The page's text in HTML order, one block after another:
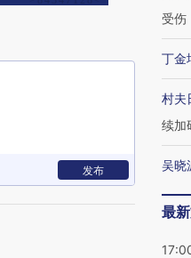
发布
受伤
丁金
村夫
续加
吴晓
最